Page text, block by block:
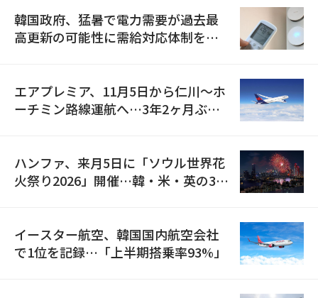
韓国政府、猛暑で電力需要が過去最
高更新の可能性に需給対応体制を点
エアプレミア、11月5日から仁川〜ホ
ーチミン路線運航へ…3年2ヶ月ぶり
ハンファ、来月5日に「ソウル世界花
火祭り2026」開催…韓・米・英の3カ
イースター航空、韓国国内航空会社
で1位を記録…「上半期搭乗率93%」